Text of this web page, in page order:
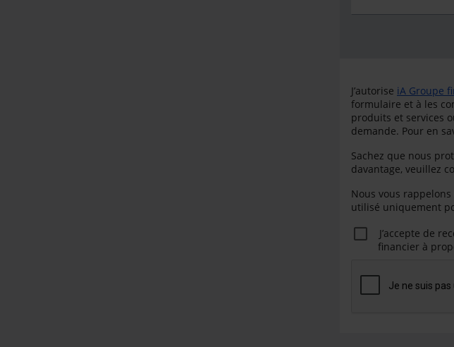
J’autorise iA Groupe
formulaire et à les
produits et services
demande. Pour en
Sachez que nous
davantage, veuillez
Nous vous
utilisé uniquement
financier à